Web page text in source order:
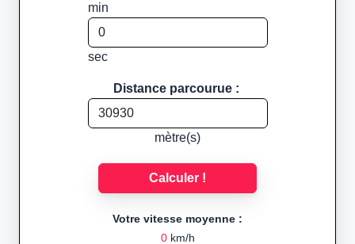
min
sec
Distance parcourue :
mètre(s)
Calculer !
Votre vitesse moyenne :
0km/h